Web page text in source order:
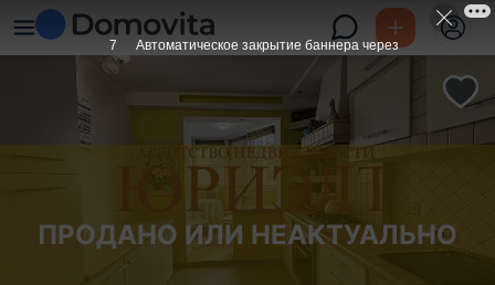
ПРОДАНО ИЛИ НЕАКТУАЛЬНО
6 Автоматическое закрытие баннера через